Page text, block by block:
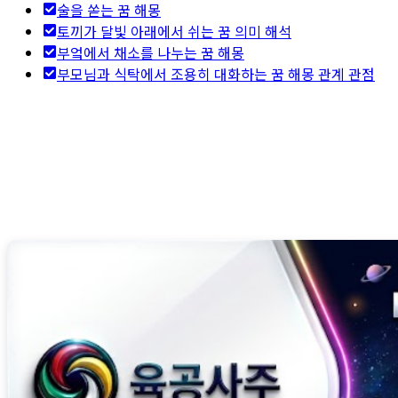
술을 쏟는 꿈 해몽
토끼가 달빛 아래에서 쉬는 꿈 의미 해석
부엌에서 채소를 나누는 꿈 해몽
부모님과 식탁에서 조용히 대화하는 꿈 해몽 관계 관점